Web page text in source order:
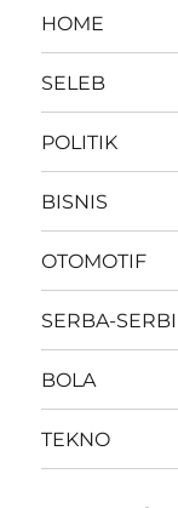
HOME
SELEB
POLITIK
BISNIS
OTOMOTIF
SERBA-SERBI
BOLA
TEKNO